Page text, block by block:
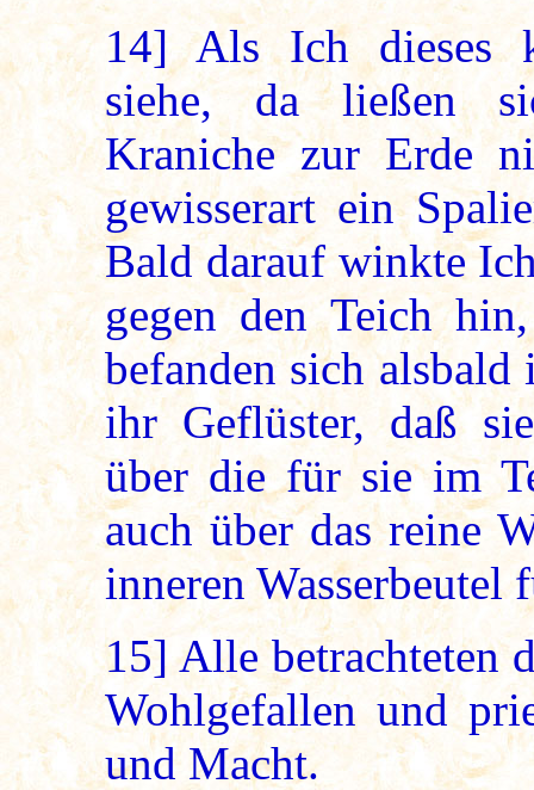
14] Als Ich dieses
siehe, da ließen
Kraniche zur Erde
gewisserart ein
Bald darauf winkte
gegen den Teich
befanden sich
ihr Geflüster, daß
über die für sie im
auch über das reine
inneren Wasserbeutel
15] Alle betrachteten
Wohlgefallen und
und Macht.